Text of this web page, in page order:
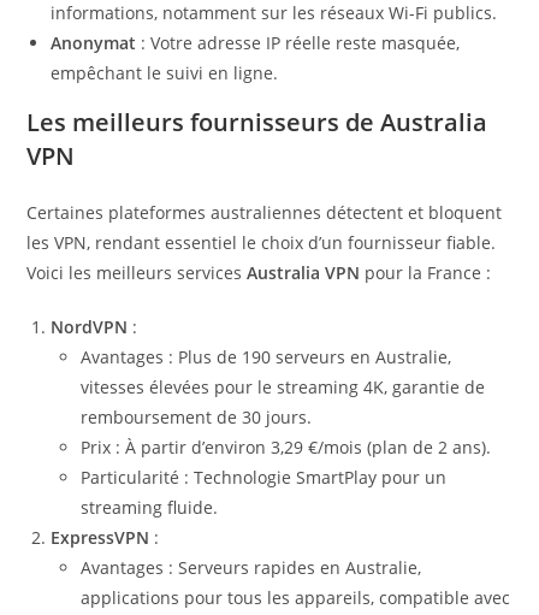
informations, notamment sur les réseaux Wi-Fi publics.
Anonymat : Votre adresse IP réelle reste masquée,
empêchant le suivi en ligne.
Les meilleurs fournisseurs de Australia
VPN
Certaines plateformes australiennes détectent et bloquent
les VPN, rendant essentiel le choix d’un fournisseur fiable.
Voici les meilleurs servicesAustralia VPN pour la France :
NordVPN :
Avantages : Plus de 190 serveurs en Australie,
vitesses élevées pour le streaming 4K, garantie de
remboursement de 30 jours.
Prix : À partir d’environ 3,29 €/mois (plan de 2 ans).
Particularité : Technologie SmartPlay pour un
streaming fluide.
ExpressVPN :
Avantages : Serveurs rapides en Australie,
applications pour tous les appareils, compatible avec